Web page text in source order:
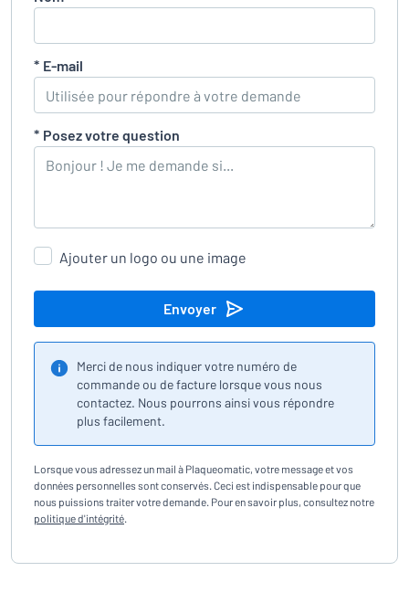
* E-mail
* Posez votre question
Ajouter un logo ou une image
Envoyer
Merci de nous indiquer votre numéro de
commande ou de facture lorsque vous nous
contactez. Nous pourrons ainsi vous répondre
plus facilement.
Lorsque vous adressez un mail à Plaqueomatic, votre message et vos
données personnelles sont conservés. Ceci est indispensable pour que
nous puissions traiter votre demande. Pour en savoir plus, consultez notre
politique d'intégrité.